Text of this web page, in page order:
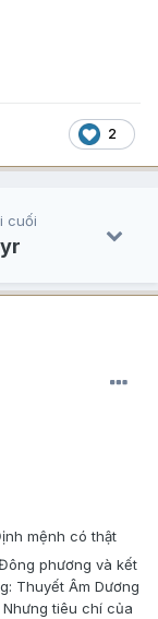
2
cuối
yr
mệnh có thật
phương và kết
Thuyết Âm Dương
tiêu chí của